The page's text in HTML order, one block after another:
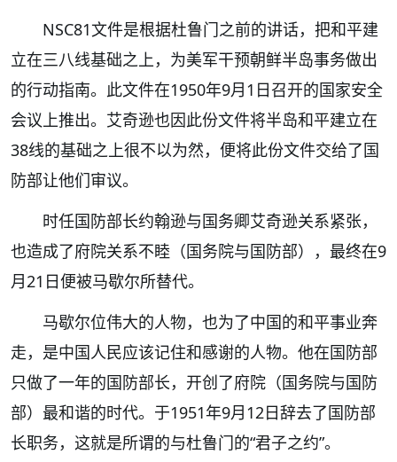
NSC81文件是根据杜鲁门之前的讲话，把和平建
立在三八线基础之上，为美军干预朝鲜半岛事务做出
的行动指南。此文件在1950年9月1日召开的国家安全
会议上推出。艾奇逊也因此份文件将半岛和平建立在
38线的基础之上很不以为然，便将此份文件交给了国
防部让他们审议。
时任国防部长约翰逊与国务卿艾奇逊关系紧张，
也造成了府院关系不睦（国务院与国防部），最终在9
月21日便被马歇尔所替代。
马歇尔位伟大的人物，也为了中国的和平事业奔
走，是中国人民应该记住和感谢的人物。他在国防部
只做了一年的国防部长，开创了府院（国务院与国防
部）最和谐的时代。于1951年9月12日辞去了国防部
长职务，这就是所谓的与杜鲁门的“君子之约”。